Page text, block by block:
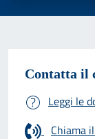
Contatta il
Leggi le
Chiama